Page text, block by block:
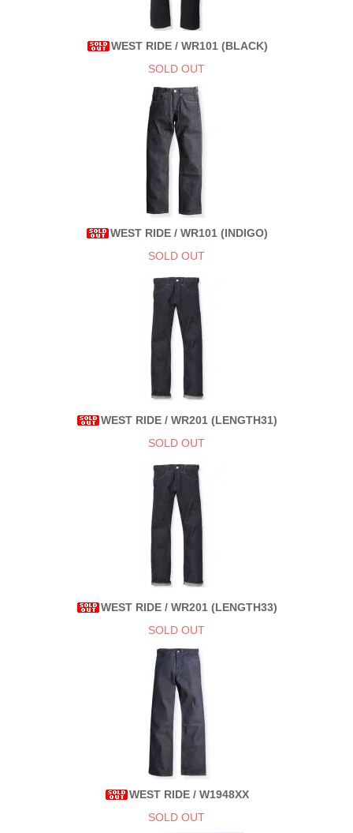
WEST RIDE / WR101 (BLACK)
SOLD OUT
WEST RIDE / WR101 (INDIGO)
SOLD OUT
WEST RIDE / WR201 (LENGTH31)
SOLD OUT
WEST RIDE / WR201 (LENGTH33)
SOLD OUT
WEST RIDE / W1948XX
SOLD OUT